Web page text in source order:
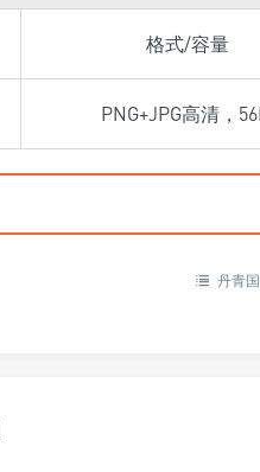
格式/容量
PNG+JPG高清，
丹青